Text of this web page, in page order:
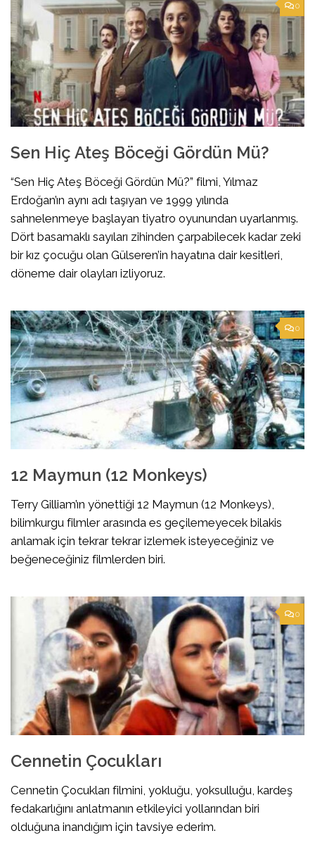
0
Sen Hiç Ateş Böceği Gördün Mü?
“Sen Hiç Ateş Böceği Gördün Mü?” filmi, Yılmaz
Erdoğan’ın aynı adı taşıyan ve 1999 yılında
sahnelenmeye başlayan tiyatro oyunundan uyarlanmış.
Dört basamaklı sayıları zihinden çarpabilecek kadar zeki
bir kız çocuğu olan Gülseren’in hayatına dair kesitleri,
döneme dair olayları izliyoruz.
0
12 Maymun (12 Monkeys)
Terry Gilliam’ın yönettiği 12 Maymun (12 Monkeys),
bilimkurgu filmler arasında es geçilemeyecek bilakis
anlamak için tekrar tekrar izlemek isteyeceğiniz ve
beğeneceğiniz filmlerden biri.
0
Cennetin Çocukları
Cennetin Çocukları filmini, yokluğu, yoksulluğu, kardeş
fedakarlığını anlatmanın etkileyici yollarından biri
olduğuna inandığım için tavsiye ederim.